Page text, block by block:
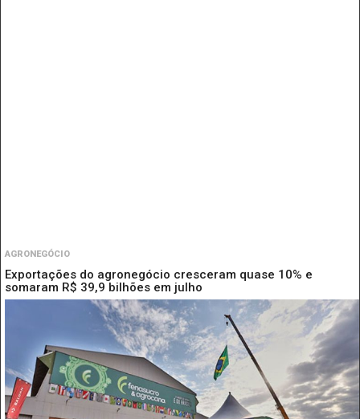
AGRONEGÓCIO
Exportações do agronegócio cresceram quase 10% e
somaram R$ 39,9 bilhões em julho